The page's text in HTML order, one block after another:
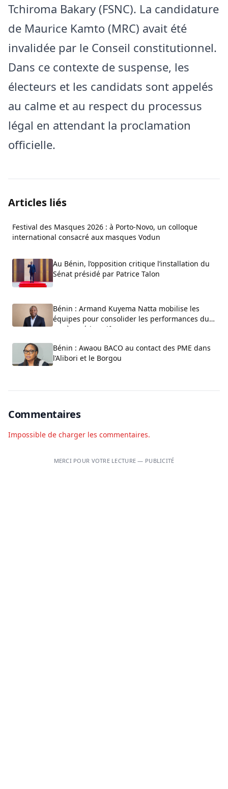
Tchiroma Bakary (FSNC). La candidature
de Maurice Kamto (MRC) avait été
invalidée par le Conseil constitutionnel.
Dans ce contexte de suspense, les
électeurs et les candidats sont appelés
au calme et au respect du processus
légal en attendant la proclamation
officielle.
Articles liés
Festival des Masques 2026 : à Porto-Novo, un colloque
international consacré aux masques Vodun
Au Bénin, l’opposition critique l’installation du
Sénat présidé par Patrice Talon
Bénin : Armand Kuyema Natta mobilise les
équipes pour consolider les performances du
système éducatif
Bénin : Awaou BACO au contact des PME dans
l’Alibori et le Borgou
Commentaires
Impossible de charger les commentaires.
MERCI POUR VOTRE LECTURE — PUBLICITÉ